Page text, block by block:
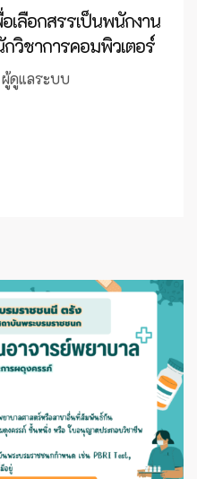
เลือกสรรเป็นพนักงาน
กวิชาการคอมพิวเตอร์
ผู้ดูแลระบบ